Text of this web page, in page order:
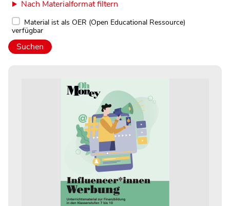
Nach Materialformat filtern
Material ist als OER (Open Educational Ressource)
verfügbar